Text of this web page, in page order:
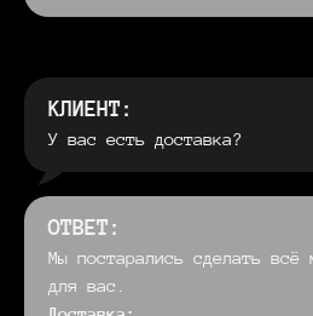
КЛИЕНТ:
У вас есть доставка?
ОТВЕТ:
Мы постарались сделать всё
для вас.